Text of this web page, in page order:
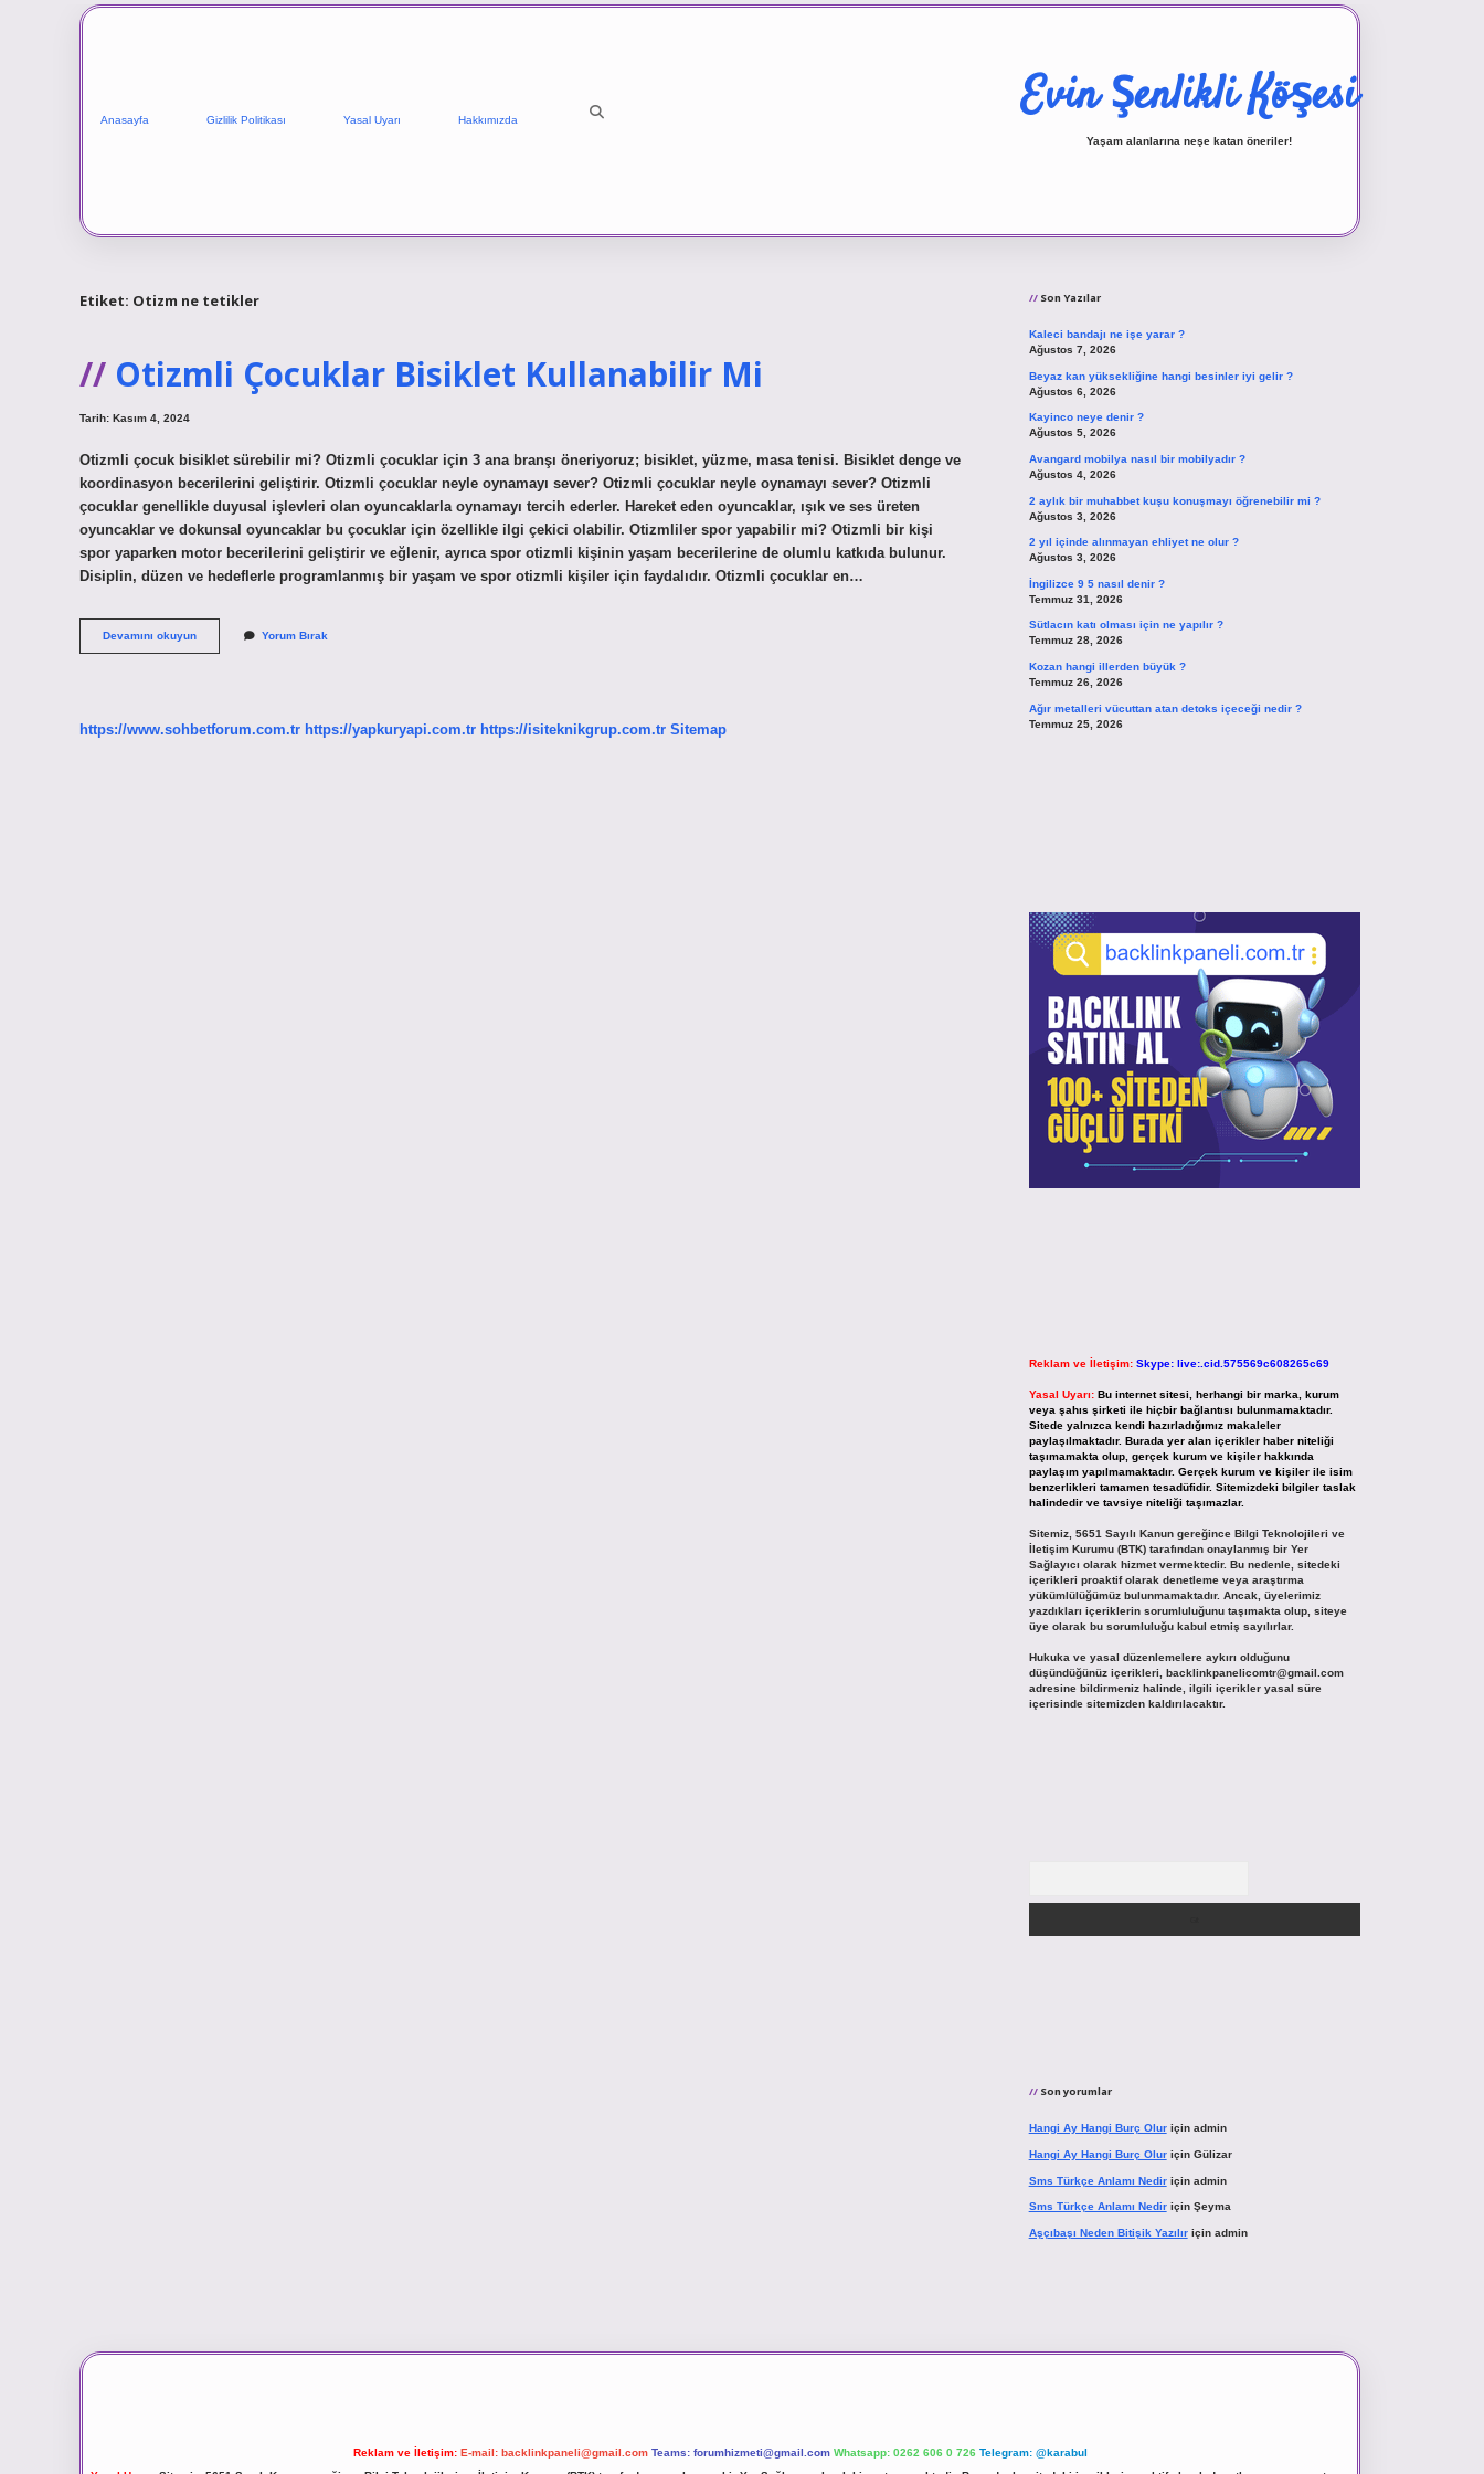
Anasayfa Gizlilik Politikası Yasal Uyarı Hakkımızda Evin Şenlikli Köşesi
Yaşam alanlarına neşe katan öneriler!
Etiket: Otizm ne tetikler
Otizmli Çocuklar Bisiklet Kullanabilir Mi
Tarih: Kasım 4, 2024
Otizmli çocuk bisiklet sürebilir mi? Otizmli çocuklar için 3 ana branşı öneriyoruz; bisiklet, yüzme, masa tenisi. Bisiklet denge ve
koordinasyon becerilerini geliştirir. Otizmli çocuklar neyle oynamayı sever? Otizmli çocuklar neyle oynamayı sever? Otizmli
çocuklar genellikle duyusal işlevleri olan oyuncaklarla oynamayı tercih ederler. Hareket eden oyuncaklar, ışık ve ses üreten
oyuncaklar ve dokunsal oyuncaklar bu çocuklar için özellikle ilgi çekici olabilir. Otizmliler spor yapabilir mi? Otizmli bir kişi
spor yaparken motor becerilerini geliştirir ve eğlenir, ayrıca spor otizmli kişinin yaşam becerilerine de olumlu katkıda bulunur.
Disiplin, düzen ve hedeflerle programlanmış bir yaşam ve spor otizmli kişiler için faydalıdır. Otizmli çocuklar en…
Devamını okuyunOtizmli
Çocuklar
Yorum Bırak
https://www.sohbetforum.com.tr https://yapkuryapi.com.tr https://isiteknikgrup.com.tr Sitemap
Son Yazılar
Kaleci bandajı ne işe yarar ?
Ağustos 7, 2026
Beyaz kan yüksekliğine hangi besinler iyi gelir ?
Ağustos 6, 2026
Kayinco neye denir ?
Ağustos 5, 2026
Avangard mobilya nasıl bir mobilyadır ?
Ağustos 4, 2026
2 aylık bir muhabbet kuşu konuşmayı öğrenebilir mi ?
Ağustos 3, 2026
2 yıl içinde alınmayan ehliyet ne olur ?
Ağustos 3, 2026
İngilizce 9 5 nasıl denir ?
Temmuz 31, 2026
Sütlacın katı olması için ne yapılır ?
Temmuz 28, 2026
Kozan hangi illerden büyük ?
Temmuz 26, 2026
Ağır metalleri vücuttan atan detoks içeceği nedir ?
Temmuz 25, 2026
Reklam ve İletişim: Skype: live:.cid.575569c608265c69
Yasal Uyarı: Bu internet sitesi, herhangi bir marka, kurum
veya şahıs şirketi ile hiçbir bağlantısı bulunmamaktadır.
Sitede yalnızca kendi hazırladığımız makaleler
paylaşılmaktadır. Burada yer alan içerikler haber niteliği
taşımamakta olup, gerçek kurum ve kişiler hakkında
paylaşım yapılmamaktadır. Gerçek kurum ve kişiler ile isim
benzerlikleri tamamen tesadüfidir. Sitemizdeki bilgiler taslak
halindedir ve tavsiye niteliği taşımazlar.
Sitemiz, 5651 Sayılı Kanun gereğince Bilgi Teknolojileri ve
İletişim Kurumu (BTK) tarafından onaylanmış bir Yer
Sağlayıcı olarak hizmet vermektedir. Bu nedenle, sitedeki
içerikleri proaktif olarak denetleme veya araştırma
yükümlülüğümüz bulunmamaktadır. Ancak, üyelerimiz
yazdıkları içeriklerin sorumluluğunu taşımakta olup, siteye
üye olarak bu sorumluluğu kabul etmiş sayılırlar.
Hukuka ve yasal düzenlemelere aykırı olduğunu
düşündüğünüz içerikleri, backlinkpanelicomtr@gmail.com
adresine bildirmeniz halinde, ilgili içerikler yasal süre
içerisinde sitemizden kaldırılacaktır.
Son yorumlar
Hangi Ay Hangi Burç Oluriçin admin
Hangi Ay Hangi Burç Oluriçin Gülizar
Sms Türkçe Anlamı Nediriçin admin
Sms Türkçe Anlamı Nediriçin Şeyma
Aşçıbaşı Neden Bitişik Yazılıriçin admin
Reklam ve İletişim: E-mail: backlinkpaneli@gmail.com Teams: forumhizmeti@gmail.com Whatsapp: 0262 606 0 726 Telegram: @karabul